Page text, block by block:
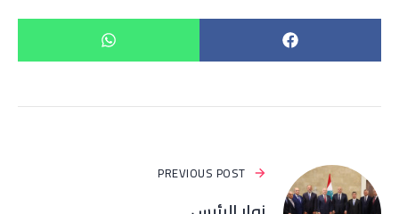
PREVIOUS POST